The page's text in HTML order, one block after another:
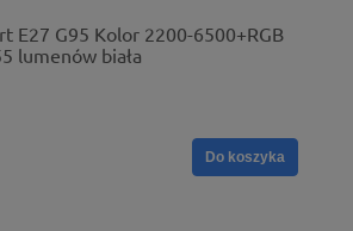
E27 G95 Kolor 2200-6500+RGB
lumenów biała
Do koszyka